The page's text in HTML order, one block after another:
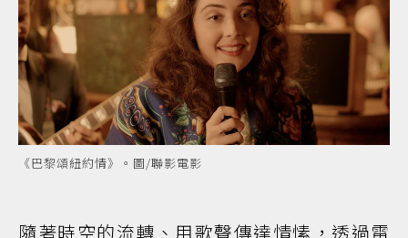
《巴黎頌紐約情》。圖/聯影電影
隨著時空的流轉、用歌聲傳達情愫，透過電